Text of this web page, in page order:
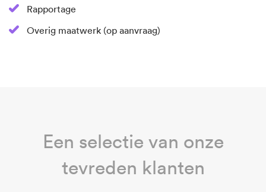
Rapportage
Overig maatwerk (op aanvraag)
Een selectie van onze
tevreden klanten